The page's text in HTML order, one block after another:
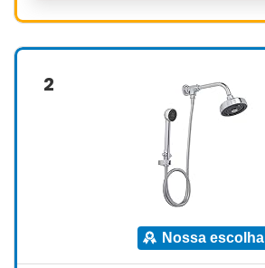
2
nossa escolha